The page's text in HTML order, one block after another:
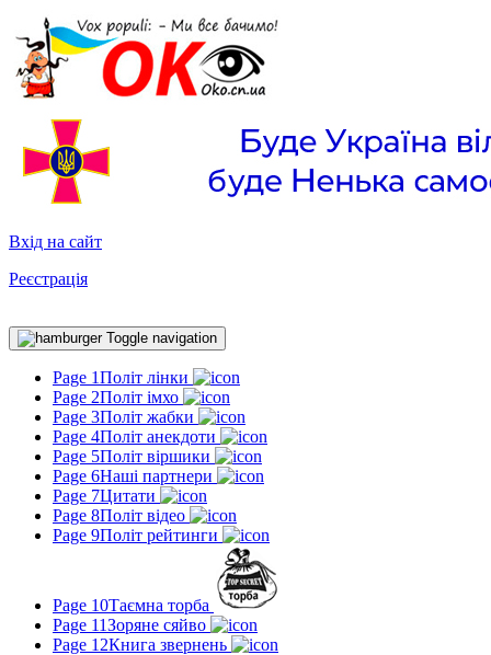
Вхід на сайт
Реєстрація
Toggle navigation
Page 1Політ лінки
Page 2Політ імхо
Page 3Політ жабки
Page 4Політ анекдоти
Page 5Політ віршики
Page 6Наші партнери
Page 7Цитати
Page 8Політ відео
Page 9Політ рейтинги
Page 10Таємна торба
Page 11Зоряне сяйво
Page 12Книга звернень